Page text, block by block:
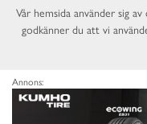
Annons:
Vår hemsida använder sig
godkänner du att vi